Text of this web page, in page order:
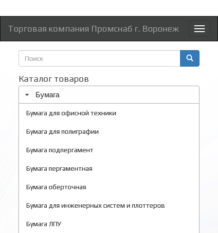
Торговая компания Промснаб г. Воронеж
Форма
поиска
Каталог товаров
Бумага
Бумага для офисной техники
Бумага для полиграфии
Бумага подпергамент
Бумага пергаментная
Бумага оберточная
Бумага для инженерных систем и плоттеров
Бумага ЛПУ